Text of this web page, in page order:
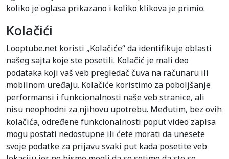
koliko je oglasa prikazano i koliko klikova je primio.
Kolačići
Looptube.net koristi „Kolačiće“ da identifikuje oblasti
našeg sajta koje ste posetili. Kolačić je mali deo
podataka koji vaš veb pregledač čuva na računaru ili
mobilnom uređaju. Kolačiće koristimo za poboljšanje
performansi i funkcionalnosti naše veb stranice, ali
nisu neophodni za njihovu upotrebu. Međutim, bez ovih
kolačića, određene funkcionalnosti poput video zapisa
mogu postati nedostupne ili ćete morati da unesete
svoje podatke za prijavu svaki put kada posetite veb